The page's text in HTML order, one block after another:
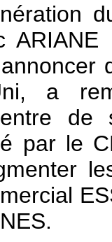
a
de
par le